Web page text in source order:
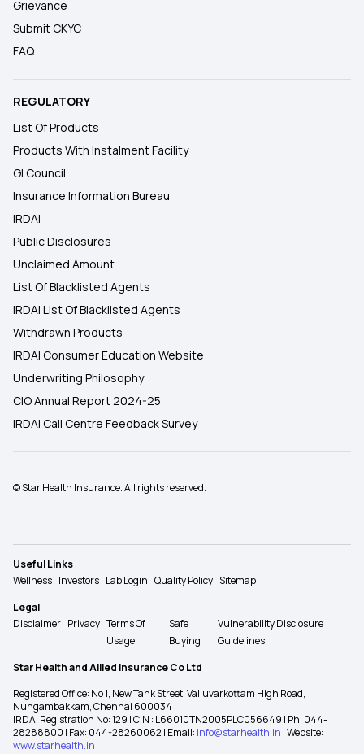
Grievance
Submit CKYC
FAQ
REGULATORY
List Of Products
Products With Instalment Facility
GI Council
Insurance Information Bureau
IRDAI
Public Disclosures
Unclaimed Amount
List Of Blacklisted Agents
IRDAI List Of Blacklisted Agents
Withdrawn Products
IRDAI Consumer Education Website
Underwriting Philosophy
CIO Annual Report 2024-25
IRDAI Call Centre Feedback Survey
© Star Health Insurance. All rights reserved.
Useful Links
Wellness Investors Lab Login Quality Policy Sitemap
Legal
Disclaimer Privacy Terms Of
Usage
Safe
Buying
Vulnerability Disclosure
Guidelines
Star Health and Allied Insurance Co Ltd
Registered Office: No 1, New Tank Street, Valluvarkottam High Road,
Nungambakkam, Chennai 600034
IRDAI Registration No: 129 | CIN : L66010TN2005PLC056649 | Ph: 044-
28288800 | Fax: 044-28260062 | Email: info@starhealth.in | Website:
www.starhealth.in